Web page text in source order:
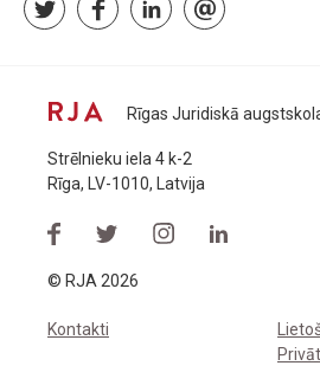
Rīgas Juridiskā
Strēlnieku iela 4 k-2
Rīga, LV-1010, Latvija
© RJA 2026
Kontakti